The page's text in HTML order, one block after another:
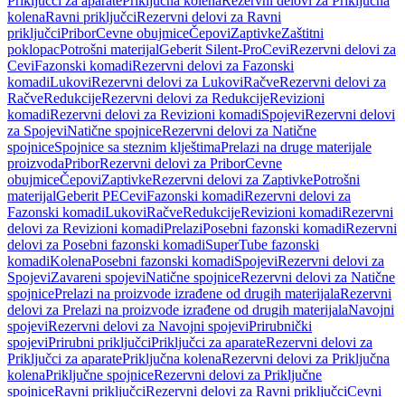
kolenaRavni priključciRezervni delovi za Ravni
priključciPriborCevne obujmiceČepoviZaptivkeZaštitni
poklopacPotrošni materijalGeberit Silent-ProCeviRezervni delovi za
CeviFazonski komadiRezervni delovi za Fazonski
komadiLukoviRezervni delovi za LukoviRačveRezervni delovi za
RačveRedukcijeRezervni delovi za RedukcijeRevizioni
komadiRezervni delovi za Revizioni komadiSpojeviRezervni delovi
za SpojeviNatične spojniceRezervni delovi za Natične
spojniceSpojnice sa steznim klještimaPrelazi na druge materijale
proizvodaPriborRezervni delovi za PriborCevne
obujmiceČepoviZaptivkeRezervni delovi za ZaptivkePotrošni
materijalGeberit PECeviFazonski komadiRezervni delovi za
Fazonski komadiLukoviRačveRedukcijeRevizioni komadiRezervni
delovi za Revizioni komadiPrelaziPosebni fazonski komadiRezervni
delovi za Posebni fazonski komadiSuperTube fazonski
komadiKolenaPosebni fazonski komadiSpojeviRezervni delovi za
SpojeviZavareni spojeviNatične spojniceRezervni delovi za Natične
spojnicePrelazi na proizvode izrađene od drugih materijalaRezervni
delovi za Prelazi na proizvode izrađene od drugih materijalaNavojni
spojeviRezervni delovi za Navojni spojeviPrirubnički
spojeviPrirubni priključciPriključci za aparateRezervni delovi za
Priključci za aparatePriključna kolenaRezervni delovi za Priključna
kolenaPriključne spojniceRezervni delovi za Priključne
spojniceRavni priključciRezervni delovi za Ravni priključciCevni